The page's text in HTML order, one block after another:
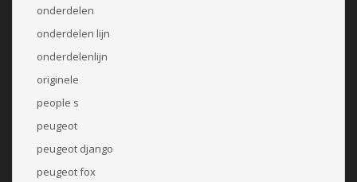
onderdelen
onderdelen lijn
onderdelenlijn
originele
people s
peugeot
peugeot django
peugeot fox